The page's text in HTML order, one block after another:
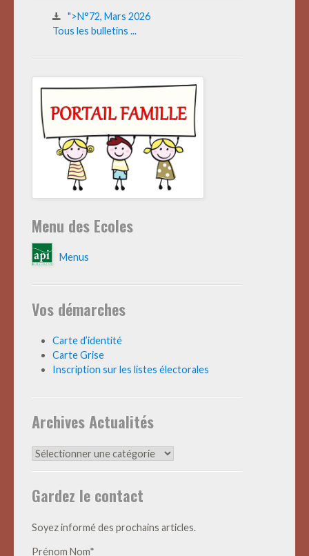
">N°72, Mars 2026
Tous les bulletins ...
Menu des Ecoles
Menus
Vos démarches
Carte d’identité
Carte Grise
Inscription sur les listes électorales
Archives Actualités
Archives
Gardez le contact
Soyez informé des prochains articles.
Prénom Nom*